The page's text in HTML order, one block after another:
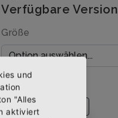
Verfügbare
Größe
Menge
und
"Alles
aktiviert